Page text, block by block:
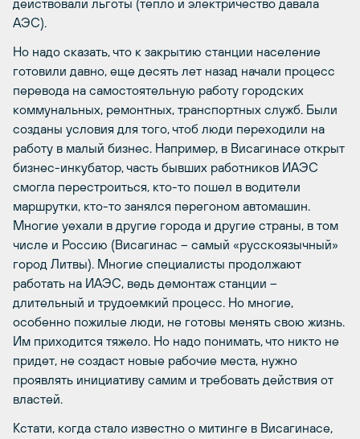
действовали льготы (тепло и электричество давала
АЭС).
Но надо сказать, что к закрытию станции население
готовили давно, еще десять лет назад начали процесс
перевода на самостоятельную работу городских
коммунальных, ремонтных, транспортных служб. Были
созданы условия для того, чтоб люди переходили на
работу в малый бизнес. Например, в Висагинасе открыт
бизнес-инкубатор, часть бывших работников ИАЭС
смогла перестроиться, кто-то пошел в водители
маршрутки, кто-то занялся перегоном автомашин.
Многие уехали в другие города и другие страны, в том
числе и Россию (Висагинас – самый «русскоязычный»
город Литвы). Многие специалисты продолжают
работать на ИАЭС, ведь демонтаж станции –
длительный и трудоемкий процесс. Но многие,
особенно пожилые люди, не готовы менять свою жизнь.
Им приходится тяжело. Но надо понимать, что никто не
придет, не создаст новые рабочие места, нужно
проявлять инициативу самим и требовать действия от
властей.
Кстати, когда стало известно о митинге в Висагинасе,